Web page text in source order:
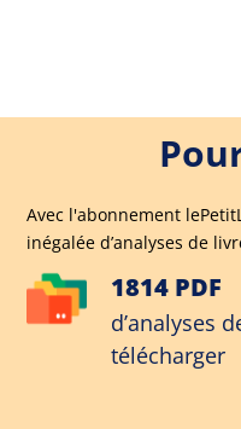
Avec l'abonnement
inégalée d’analyses de
1814 PDF
d’analyses
télécharger